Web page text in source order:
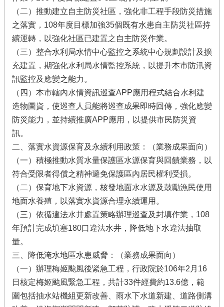
（二）推動建立自主防災社區，強化非工程手段防災措施
之落實，108年度目標加強35個既有水患自主防災社區持
續運轉，以強化社區已建置之自主防災作業。
（三）整合水利局水情中心監控之系統中心規劃設計及擴
充建置，期強化水利局水情監控系統，以提升本市防汛資
訊監控及應變之能力。
（四）本市轄內水情資訊巡查APP應用程式結合水利建
造物圖資，使巡查人員能將巡查成果即時回傳，強化應變
防災能力，並持續推廣APP應用，以提供市民防災資
訊。
二、落實水資源保育及永續利用政策：（業務成果面向）
（一）積極推動水質水量保護區水源保育與回饋業務，以
符合受限者得償之精神避免保護區內居民權利受損。
（二）保育地下水資源，核發地面水水源及鼓勵漁民使用
地面水養殖，以落實水資源合理永續運用。
（三）依循違法水井處置策略辦理巡查及封填作業，108
年預計完成填塞180口違法水井，降低地下水違法抽取
量。
三、降低淹水地區水患威脅：（業務成果面向）
（一）辦理梅姬颱風後緊急工程，行政院於106年2月16
日核定梅姬颱風緊急工程，共計33件經費約13.6億，範
圍包括抽水站機組更新改善、雨水下水道新建、道路側溝